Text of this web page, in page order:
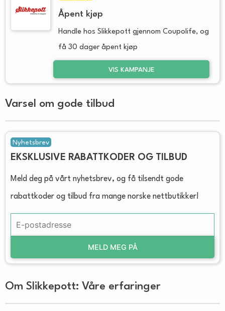
Åpent kjøp
Handle hos Slikkepott gjennom Coupolife, og
få 30 dager åpent kjøp
VIS KAMPANJE
Varsel om gode tilbud
Nyhetsbrev
EKSKLUSIVE RABATTKODER OG TILBUD
Meld deg på vårt nyhetsbrev, og få tilsendt gode
rabattkoder og tilbud fra mange norske nettbutikker!
MELD MEG PÅ
Om Slikkepott: Våre erfaringer